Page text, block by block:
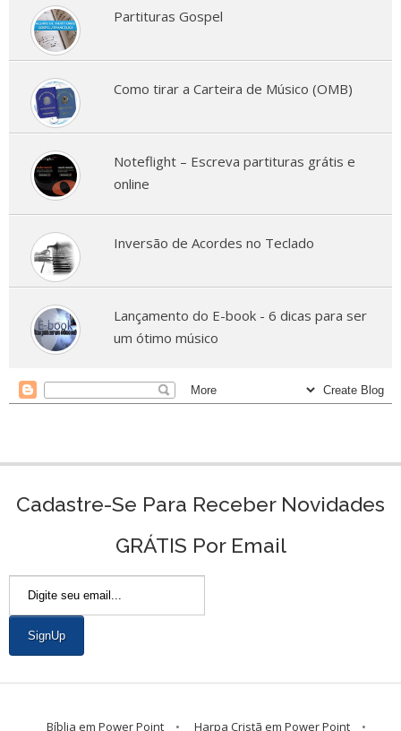
Partituras Gospel
Como tirar a Carteira de Músico (OMB)
Noteflight – Escreva partituras grátis e
online
Inversão de Acordes no Teclado
Lançamento do E-book - 6 dicas para ser
um ótimo músico
Cadastre-Se Para Receber Novidades
GRÁTIS Por Email
Bíblia em Power Point Harpa Cristã em Power Point